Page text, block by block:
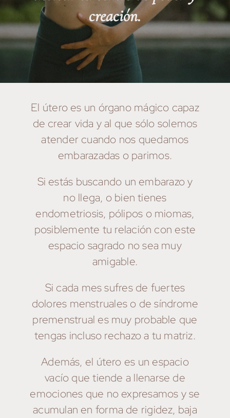
creación.
El útero es un órgano mágico capaz
de crear vida y al que sólo solemos
atender cuando nos quedamos
embarazadas o parimos.
Si estás buscando un embarazo y
no llega, o bien tienes
endometriosis, pólipos o miomas,
posiblemente tu relación con este
espacio sagrado no sea muy
amigable.
Si cada mes sufres de fuertes
dolores menstruales o de síndrome
premenstrual es muy probable que
tengas incluso rechazo a tu matriz.
Además, el útero es un espacio
vacío que tiende a llenarse de
emociones que no expresamos y se
acumulan en forma de rigidez, baja